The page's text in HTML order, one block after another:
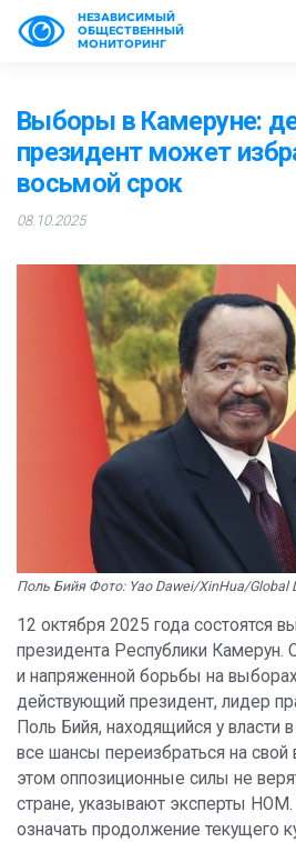
НЕЗАВИСИМЫЙ
ОБЩЕСТВЕННЫЙ
МОНИТОРИНГ
Выборы в Камеруне:
президент может
восьмой срок
08.10.2025
Поль Бийя Фото: Yao Dawei/XinHua/Global
12 октября 2025 года состоятся
президента Республики Камерун.
и напряженной борьбы на
действующий президент, лидер
Поль Бийя, находящийся у власти
все шансы переизбраться на свой
этом оппозиционные силы не
стране, указывают эксперты
означать продолжение текущего